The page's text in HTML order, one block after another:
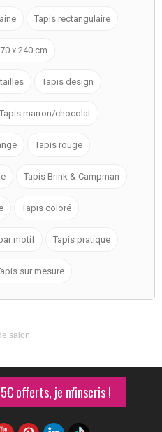
Tapis rectangulaire
x 240 cm
Tapis design
Tapis marron/chocolat
Tapis rouge
Tapis Brink & Campman
Tapis coloré
motif Tapis pratique
sur mesure
salon
offerts, je m'inscris !